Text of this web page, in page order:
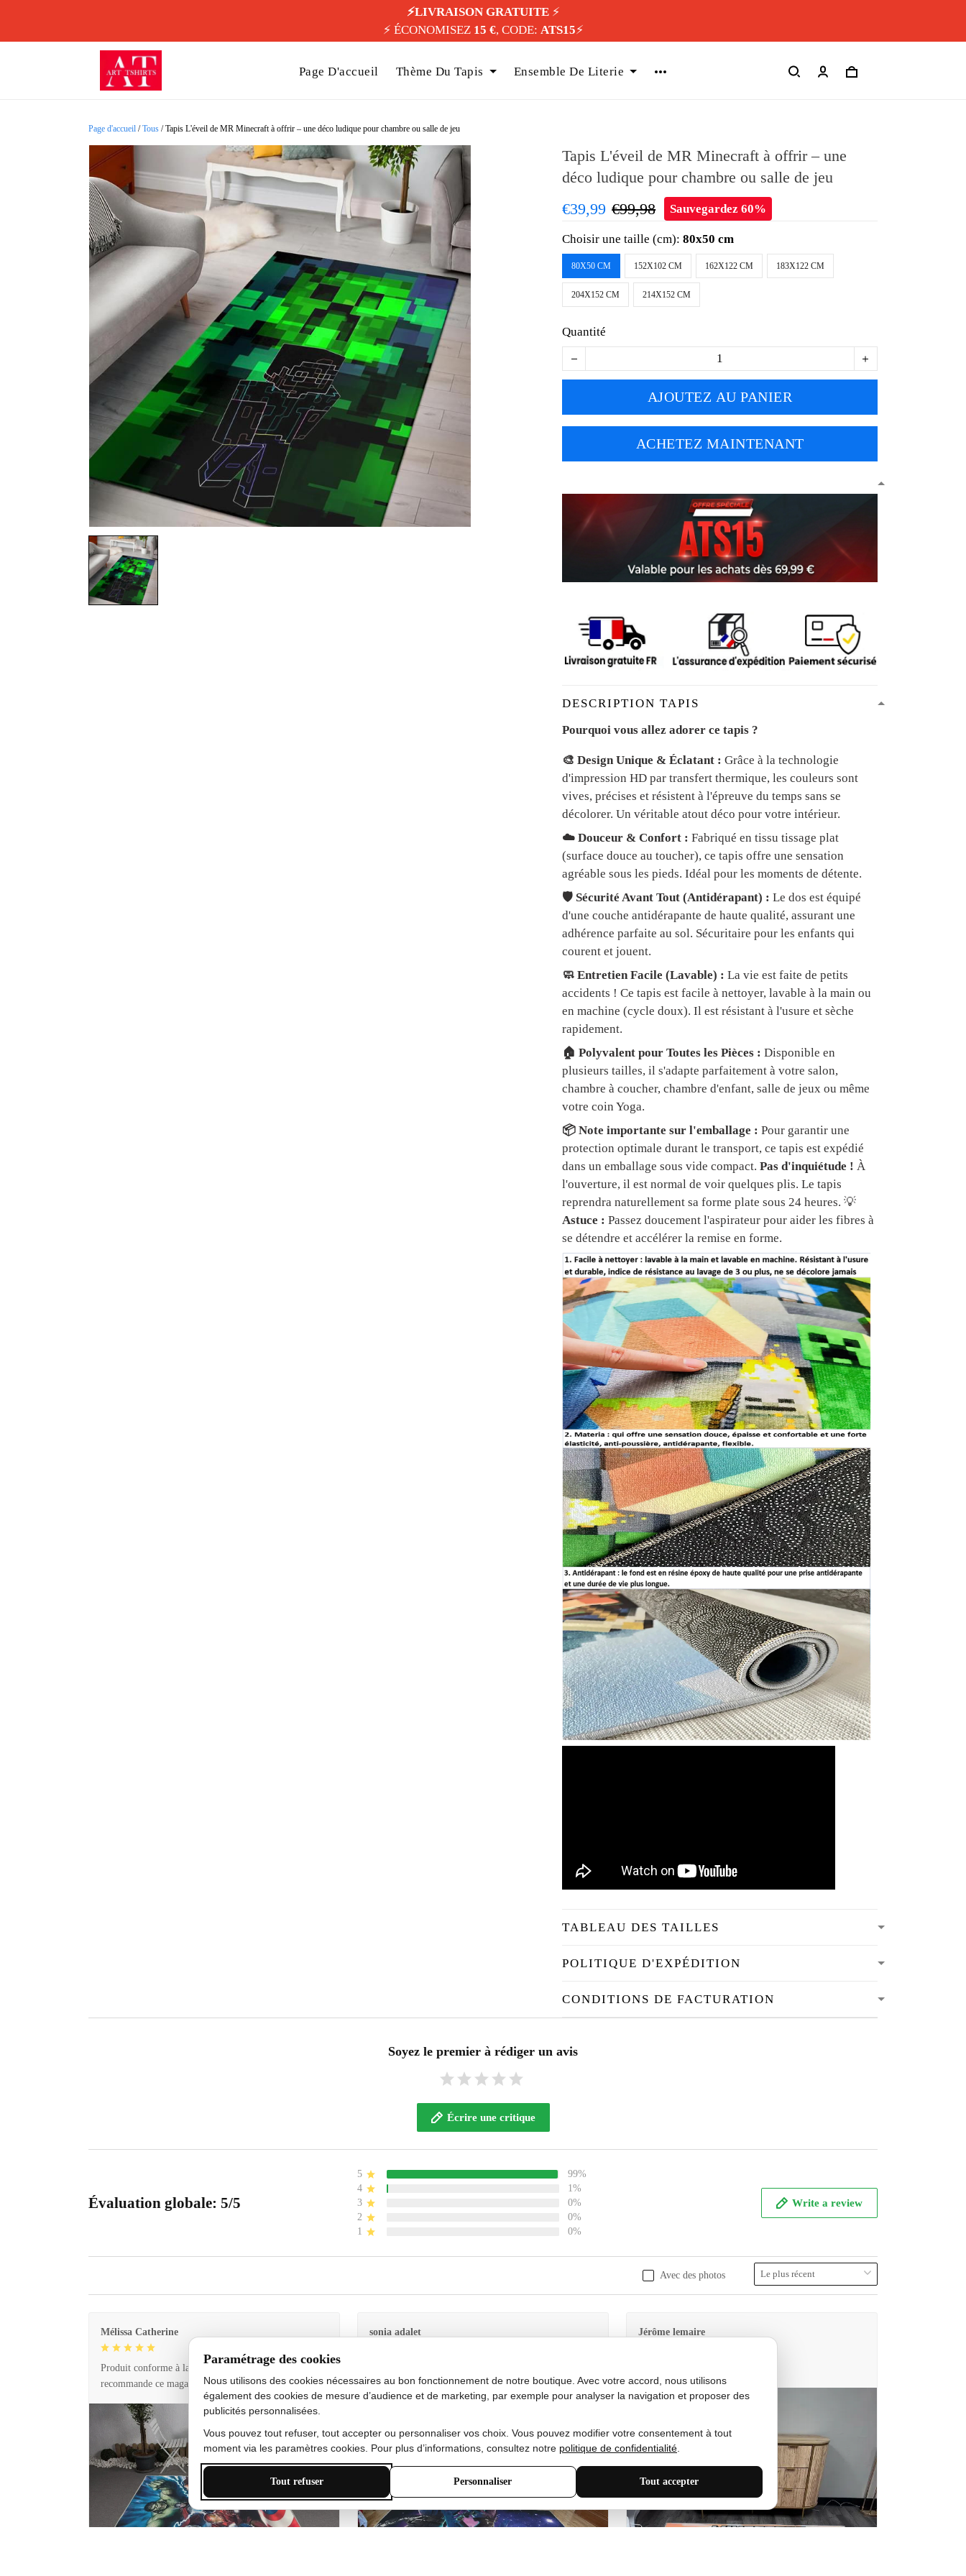
⚡️LIVRAISON GRATUITE⚡️
⚡️ ÉCONOMISEZ 15 €, CODE: ATS15⚡️
Page D'accueil Thème Du Tapis Ensemble De Literie
Page d'accueil /Tous /Tapis L'éveil de MR Minecraft à offrir – une déco ludique pour chambre ou salle de jeu
Tapis L'éveil de MR Minecraft à offrir – une
déco ludique pour chambre ou salle de jeu
€39,99 €99,98 Sauvegardez 60%
Choisir une taille (cm):80x50 cm
80X50 CM 152X102 CM 162X122 CM 183X122 CM
204X152 CM 214X152 CM
Quantité
AJOUTEZ AU PANIER
ACHETEZ MAINTENANT
DESCRIPTION TAPIS
Pourquoi vous allez adorer ce tapis ?
🎨 Design Unique & Éclatant : Grâce à la technologie
d'impression HD par transfert thermique, les couleurs sont
vives, précises et résistent à l'épreuve du temps sans se
décolorer. Un véritable atout déco pour votre intérieur.
☁️ Douceur & Confort : Fabriqué en tissu tissage plat
(surface douce au toucher), ce tapis offre une sensation
agréable sous les pieds. Idéal pour les moments de détente.
🛡️ Sécurité Avant Tout (Antidérapant) : Le dos est équipé
d'une couche antidérapante de haute qualité, assurant une
adhérence parfaite au sol. Sécuritaire pour les enfants qui
courent et jouent.
🧼 Entretien Facile (Lavable) : La vie est faite de petits
accidents ! Ce tapis est facile à nettoyer, lavable à la main ou
en machine (cycle doux). Il est résistant à l'usure et sèche
rapidement.
🏠 Polyvalent pour Toutes les Pièces : Disponible en
plusieurs tailles, il s'adapte parfaitement à votre salon,
chambre à coucher, chambre d'enfant, salle de jeux ou même
votre coin Yoga.
📦 Note importante sur l'emballage : Pour garantir une
protection optimale durant le transport, ce tapis est expédié
dans un emballage sous vide compact.Pas d'inquiétude ! À
l'ouverture, il est normal de voir quelques plis. Le tapis
reprendra naturellement sa forme plate sous 24 heures. 💡
Astuce : Passez doucement l'aspirateur pour aider les fibres à
se détendre et accélérer la remise en forme.
TABLEAU DES TAILLES
POLITIQUE D'EXPÉDITION
CONDITIONS DE FACTURATION
Soyez le premier à rédiger un avis
Écrire une critique
Évaluation globale: 5/5
5
99%
4
1%
3
0%
2
0%
1
0%
Write a review
Avec des photos
Mélissa Catherine
Produit conforme à la description et livraison rapide. Je
recommande ce magasin !
sonia adalet
bon état doux
Jérôme lemaire
Paramétrage des cookies
Nous utilisons des cookies nécessaires au bon fonctionnement de notre boutique. Avec votre accord, nous utilisons
également des cookies de mesure d’audience et de marketing, par exemple pour analyser la navigation et proposer des
publicités personnalisées.
Vous pouvez tout refuser, tout accepter ou personnaliser vos choix. Vous pouvez modifier votre consentement à tout
moment via les paramètres cookies. Pour plus d’informations, consultez notre politique de confidentialité
Tout refuser Personnaliser Tout accepter